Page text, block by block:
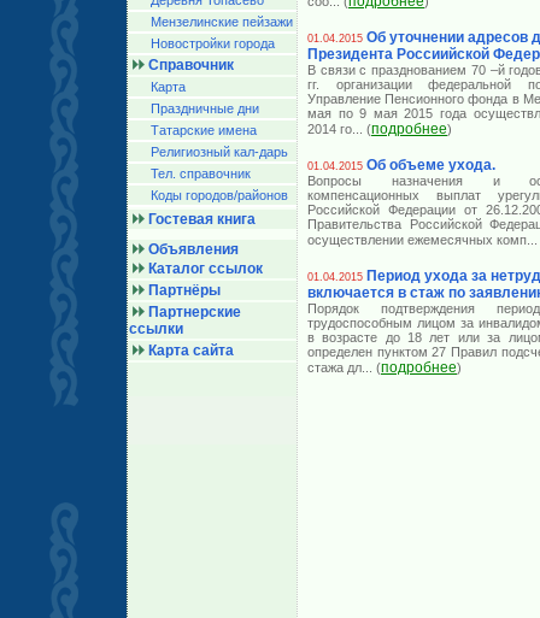
Мензелинские пейзажи
Новостройки города
Справочник
Карта
Праздничные дни
Татарские имена
Религиозный кал-дарь
Тел. справочник
Коды городов/райoнов
Гостевая книга
Объявления
Каталог ссылок
Партнёры
Партнерские
ссылки
Карта сайта
01.04.2015 Об уточнении адресов
Президента Россиийской
В связи с празднованием 70 –й
гг. организации федеральной
Управление Пенсионного фонда в
мая по 9 мая 2015 года
2014 го ... (подробнее)
01.04.2015 Об объеме ухода.
Вопросы назначения и
компенсационных выплат
Российской Федерации от
Правительства Российской
осуществлении ежемесячных комп
01.04.2015 Период ухода за
включается в стаж по
Порядок подтверждения
трудоспособным лицом за
в возрасте до 18 лет или за
определен пунктом 27 Правил
стажа дл ... (подробнее)